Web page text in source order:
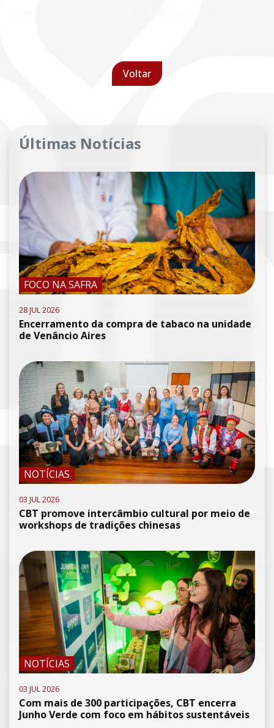
Voltar
Últimas Notícias
FOCO NA SAFRA
28 JUL 2026
Encerramento da compra de tabaco na unidade
de Venâncio Aires
NOTÍCIAS
03 JUL 2026
CBT promove intercâmbio cultural por meio de
workshops de tradições chinesas
NOTÍCIAS
03 JUL 2026
Com mais de 300 participações, CBT encerra
Junho Verde com foco em hábitos sustentáveis